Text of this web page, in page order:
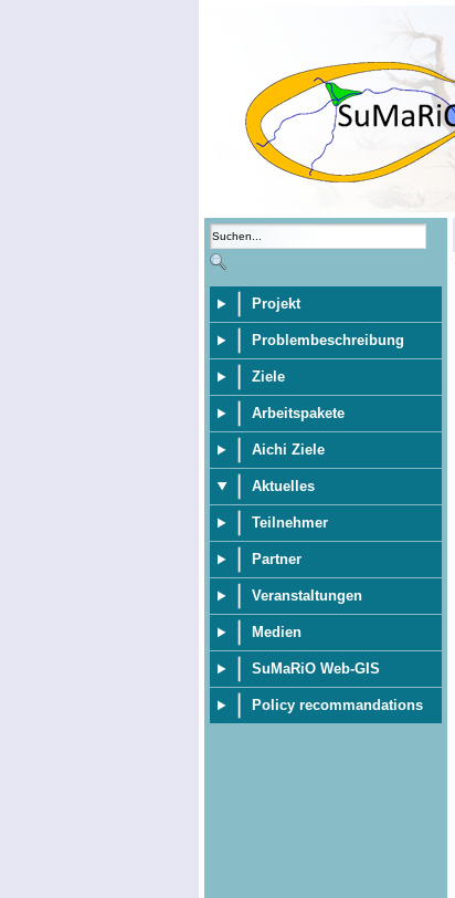
Projekt
Problembeschreibung
Ziele
Arbeitspakete
Aichi Ziele
Aktuelles
Teilnehmer
Partner
Veranstaltungen
Medien
SuMaRiO Web-GIS
Policy recommandations